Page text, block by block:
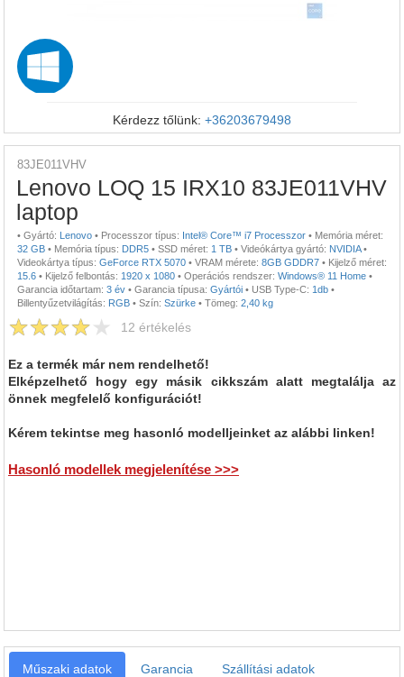
Kérdezz tőlünk: +36203679498
83JE011VHV
Lenovo LOQ 15 IRX10 83JE011VHV
laptop
• Gyártó: Lenovo • Processzor típus: Intel® Core™ i7 Processzor • Memória méret:
32 GB • Memória típus: DDR5 • SSD méret: 1 TB • Videókártya gyártó: NVIDIA •
Videokártya típus: GeForce RTX 5070 • VRAM mérete: 8GB GDDR7 • Kijelző méret:
15.6 • Kijelző felbontás: 1920 x 1080 • Operációs rendszer: Windows® 11 Home •
Garancia időtartam: 3 év • Garancia típusa: Gyártói • USB Type-C: 1db •
Billentyűzetvilágítás: RGB • Szín: Szürke • Tömeg: 2,40 kg
12 értékelés
Ez a termék már nem rendelhető!
Elképzelhető hogy egy másik cikkszám alatt megtalálja az
önnek megfelelő konfigurációt!
Kérem tekintse meg hasonló modelljeinket az alábbi linken!
Hasonló modellek megjelenítése >>>
Műszaki adatok Garancia Szállítási adatok